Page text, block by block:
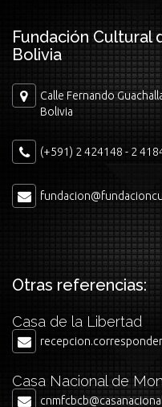
Fundación Cultural
Bolivia
Calle Fernando
Bolivia
(+591) 2 424148 - 2
Otras referencias:
Casa de la Libertad
Casa Nacional de